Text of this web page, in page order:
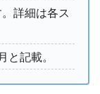
詳細は各ス
記載。